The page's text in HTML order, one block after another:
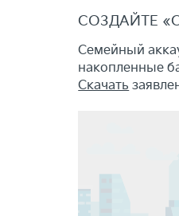
СОЗДАЙТЕ
Семейный
накопленные
Скачать